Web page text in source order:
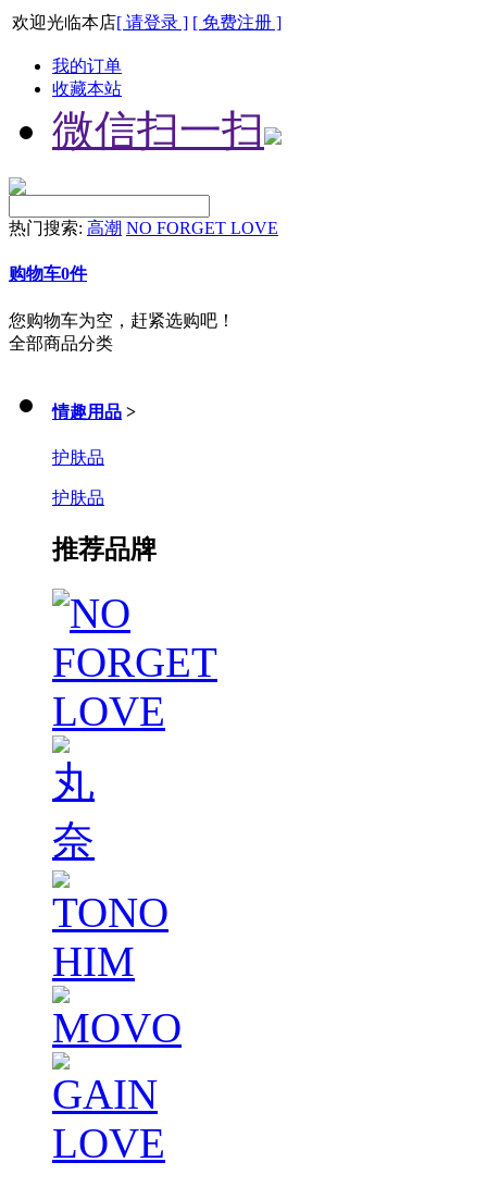
欢迎光临本店[ 请登录 ] [ 免费注册 ]
我的订单
收藏本站
微信扫一扫
热门搜索: 高潮 NO FORGET LOVE
购物车0件
您购物车为空，赶紧选购吧！
全部商品分类
情趣用品 >
护肤品
护肤品
推荐品牌